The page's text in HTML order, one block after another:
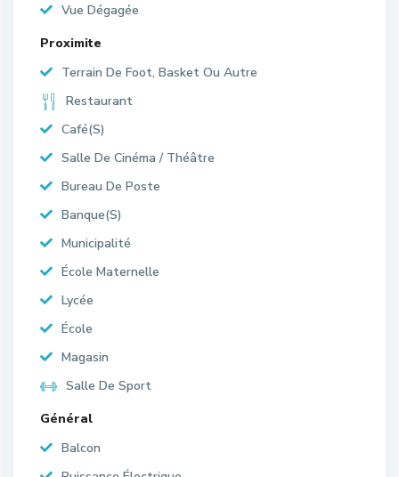
Vue Dégagée
Proximite
Terrain De Foot, Basket Ou Autre
Restaurant
Café(S)
Salle De Cinéma / Théâtre
Bureau De Poste
Banque(S)
Municipalité
École Maternelle
Lycée
École
Magasin
Salle De Sport
Général
Balcon